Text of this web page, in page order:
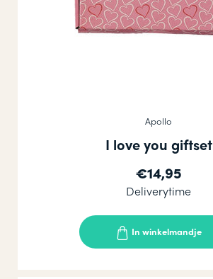
Apollo
I love you giftset
€14,95
Deliverytime
In winkelmandje